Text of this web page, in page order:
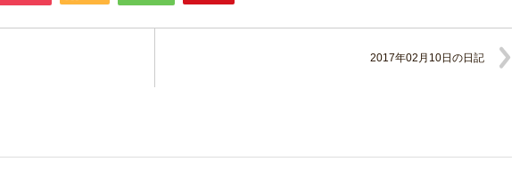
2017年02月10日の日記